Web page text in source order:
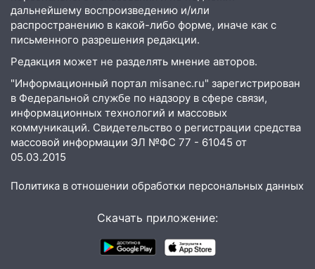
13:30 В Димитровграде на улице
Трудовой горело здание
припаркованный автомобиль
12:37 Переезжал «зебру» на
велосипеде и попал под колеса
12:18 Вспыхнул изнутри: в
Железнодорожном районе горела дача
В Засвияжье под колёса авто
попал мужчина
В Радищевском районе сгорели
хозяйственные постройки
В Канадее горел жилой дом
дальнейшему воспроизведению и/или
распространению в какой-либо форме, иначе как с
письменного разрешения редакции.
Редакция может не разделять мнение авторов.
"Информационный портал misanec.ru" зарегистрирован
в Федеральной службе по надзору в сфере связи,
информационных технологий и массовых
коммуникаций. Свидетельство о регистрации средства
массовой информации ЭЛ №ФС 77 - 61045 от
05.03.2015
Политика в отношении обработки персональных данных
Скачать приложение: